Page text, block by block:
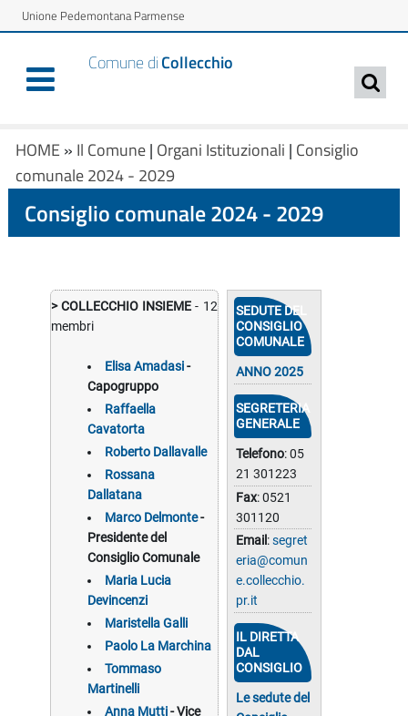
Unione Pedemontana Parmense
Comune diCollecchio
HOME » Il Comune| Organi Istituzionali | Consiglio
comunale 2024 - 2029
Consiglio comunale 2024 - 2029
> COLLECCHIO INSIEME - 12
membri
Elisa Amadasi-
Capogruppo
Raffaella
Cavatorta
Roberto Dallavalle
Rossana
Dallatana
Marco Delmonte-
Presidente del
Consiglio Comunale
Maria Lucia
Devincenzi
Maristella Galli
Paolo La Marchina
Tommaso
Martinelli
Anna Mutti- Vice
SEDUTE DEL
CONSIGLIO
COMUNALE
ANNO 2025
SEGRETERIA
GENERALE
Telefono: 05
21 301223
Fax: 0521
301120
Email :segret
eria@comun
e.collecchio.
pr.it
IL DIRETTA
DAL
CONSIGLIO
Le sedute del